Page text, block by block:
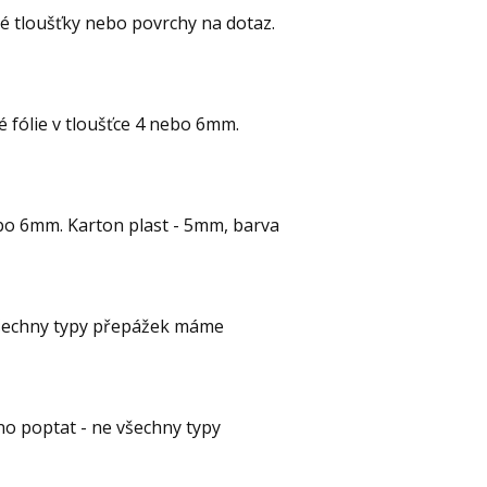
tloušťky nebo povrchy na dotaz.
v tloušťce 4 nebo 6mm.
6mm. Karton plast - 5mm, barva
typy přepážek máme
poptat - ne všechny typy